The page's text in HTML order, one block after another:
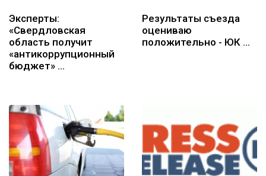
Эксперты:
«Свердловская
область получит
«антикоррупционный
бюджет» …
Результаты съезда
оцениваю
положительно - ЮК …